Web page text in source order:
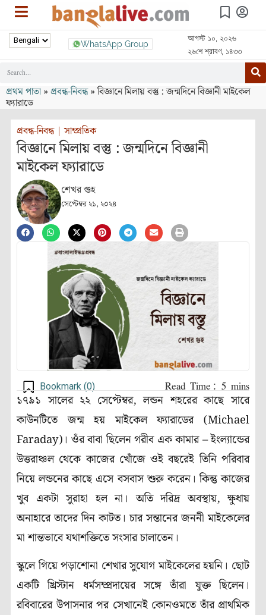
WhatsApp Group
আগস্ট ১০, ২০২৬
২৬শে শ্রাবণ, ১৪৩৩
প্রথম পাতা »প্রবন্ধ-নিবন্ধ»বিজ্ঞানে মিলায় বস্তু : জন্মদিনে বিজ্ঞানী মাইকেল
ফ্যারাডে
প্রবন্ধ-নিবন্ধ|সাম্প্রতিক
বিজ্ঞানে মিলায় বস্তু : জন্মদিনে বিজ্ঞানী
মাইকেল ফ্যারাডে
শেখর গুহ
সেপ্টেম্বর ২১, ২০২৪
Bookmark (0)
১৭৯১ সালের ২২ সেপ্টেম্বর, লন্ডন শহরের কাছে সারে
কাউনটিতে জন্ম হয় মাইকেল ফ্যারাডের (Michael
Faraday)। ওঁর বাবা ছিলেন গরীব এক কামার – ইংল্যান্ডের
উত্তরাঞ্চল থেকে কাজের খোঁজে ওই বছরেই তিনি পরিবার
নিয়ে লন্ডনের কাছে এসে বসবাস শুরু করেন। কিন্তু কাজের
খুব একটা সুরাহা হল না। অতি দরিদ্র অবস্থায়, ক্ষুধায়
অনাহারে তাদের দিন কাটত। চার সন্তানের জননী মাইকেলের
মা শান্তভাবে যথাশক্তিতে সংসার চালাতেন।
স্কুলে গিয়ে পড়াশোনা শেখার সুযোগ মাইকেলের হয়নি। ছোট
একটি খ্রিস্টান ধর্মসম্প্রদায়ের সঙ্গে তাঁরা যুক্ত ছিলেন।
রবিবারের উপাসনার পর সেখানেই কোনওমতে তাঁর প্রাথমিক